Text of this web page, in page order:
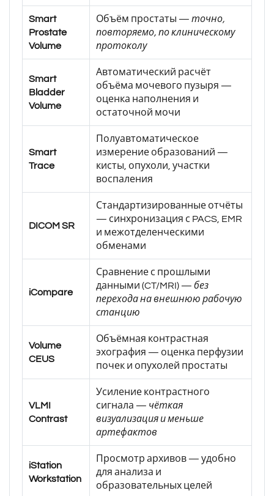
Smart
Prostate
Volume
Объём простаты — точно,
повторяемо, по клиническому
протоколу
Smart
Bladder
Volume
Автоматический расчёт
объёма мочевого пузыря —
оценка наполнения и
остаточной мочи
Smart
Trace
Полуавтоматическое
измерение образований —
кисты, опухоли, участки
воспаления
DICOM SR
Стандартизированные отчёты
— синхронизация с PACS, EMR
и межотделенческими
обменами
iCompare
Сравнение с прошлыми
данными (CT/MRI) — без
перехода на внешнюю рабочую
станцию
Volume
CEUS
Объёмная контрастная
эхография — оценка перфузии
почек и опухолей простаты
VLMI
Contrast
Усиление контрастного
сигнала — чёткая
визуализация и меньше
артефактов
iStation
Workstation
Просмотр архивов — удобно
для анализа и
образовательных целей